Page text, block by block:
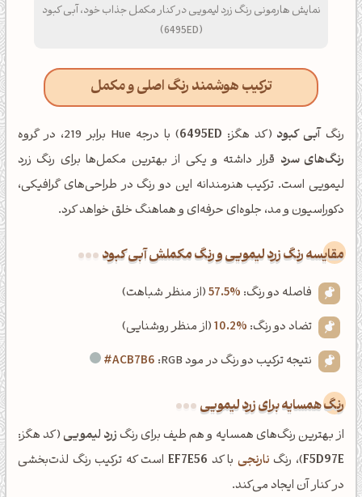
نمایش هارمونی رنگ زرد لیمویی در کنار مکمل جذاب خود، آبی کبود
(6495ED)
ترکیب هوشمند رنگ اصلی و مکمل
رنگ آبی کبود (کد هگز: 6495ED) با درجه Hue برابر 219، در گروه
رنگ‌های سرد قرار داشته و یکی از بهترین مکمل‌ها برای رنگ زرد
لیمویی است. ترکیب هنرمندانه این دو رنگ در طراحی‌های گرافیکی،
دکوراسیون و مد، جلوه‌ای حرفه‌ای و هماهنگ خلق خواهد کرد.
‌مقایسه رنگ زرد لیمویی و رنگ مکملش آبی کبود
فاصله دو رنگ: 57.5%(از منظر شباهت)
تضاد دو رنگ: 10.2%(از منظر روشنایی)
نتیجه ترکیب دو رنگ در مود RGB:
#ACB7B6
رنگ همسایه برای زرد لیمویی
از بهترین رنگ‌های همسایه و هم طیف برای رنگزرد لیمویی(کد هگز:
F5D97E)، رنگ نارنجی با کد EF7E56 است که ترکیب رنگ لذت‌بخشی
در کنار آن ایجاد می‌کند.